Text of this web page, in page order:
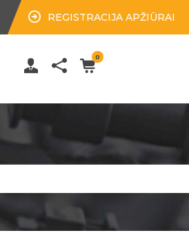
REGISTRACIJA APŽIŪRAI
0